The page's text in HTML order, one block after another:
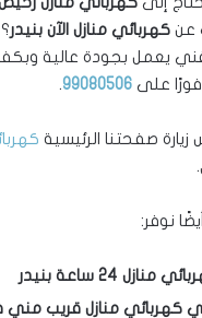
عن كهربائي منازل الآن بنيدر؟
يعمل بجودة عالية
فورًا على 99080506
.
زيارة صفحتنا الرئيسية
نوفر:
منازل 24 ساعة بنيدر
كهربائي منازل قريب مني